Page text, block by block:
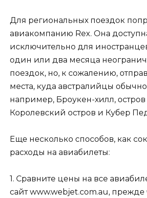
Для региональных поездок
авиакомпанию Rex. Она
исключительно для
один или два месяца
поездок, но, к сожалению,
места, куда австралийцы
например, Броукен-хилл, остров
Королевский остров и Кубер
Еще несколько способов, как
расходы на авиабилеты:
1. Сравните цены на все
сайт www.webjet.com.au,